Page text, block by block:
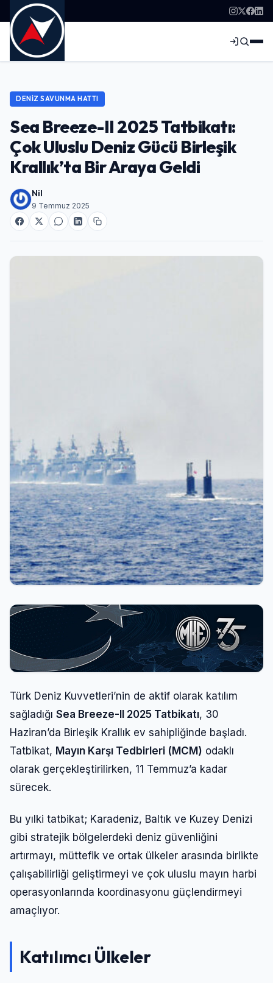
DENIZ SAVUNMA HATTI
Sea Breeze-II 2025 Tatbikatı:
Çok Uluslu Deniz Gücü Birleşik
Krallık’ta Bir Araya Geldi
Nil
9 Temmuz 2025
Türk Deniz Kuvvetleri’nin de aktif olarak katılım
sağladığı Sea Breeze-II 2025 Tatbikatı, 30
Haziran’da Birleşik Krallık ev sahipliğinde başladı.
Tatbikat, Mayın Karşı Tedbirleri (MCM) odaklı
olarak gerçekleştirilirken, 11 Temmuz’a kadar
sürecek.
Bu yılki tatbikat; Karadeniz, Baltık ve Kuzey Denizi
gibi stratejik bölgelerdeki deniz güvenliğini
artırmayı, müttefik ve ortak ülkeler arasında birlikte
çalışabilirliği geliştirmeyi ve çok uluslu mayın harbi
operasyonlarında koordinasyonu güçlendirmeyi
amaçlıyor.
Katılımcı Ülkeler